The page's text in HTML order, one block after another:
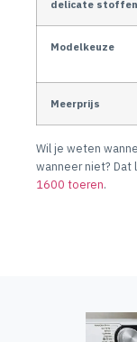
delicate stoffen
Modelkeuze
Meerprijs
Wil je weten
wanneer niet? Dat
1600 toeren.